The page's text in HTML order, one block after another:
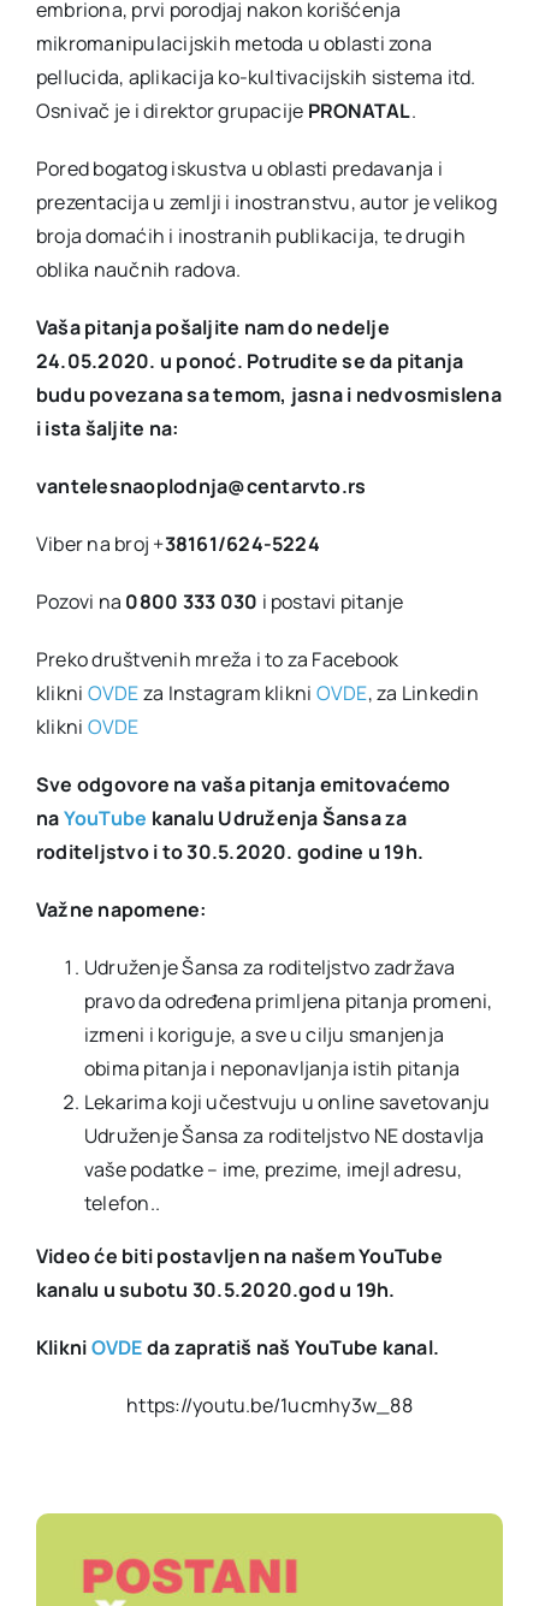
embriona, prvi porodjaj nakon korišćenja
mikromanipulacijskih metoda u oblasti zona
pellucida, aplikacija ko-kultivacijskih sistema itd.
Osnivač je i direktor grupacije PRONATAL.
Pored bogatog iskustva u oblasti predavanja i
prezentacija u zemlji i inostranstvu, autor je velikog
broja domaćih i inostranih publikacija, te drugih
oblika naučnih radova.
Vaša pitanja pošaljite nam do nedelje
24.05.2020. u ponoć. Potrudite se da pitanja
budu povezana sa temom, jasna i nedvosmislena
i ista šaljite na:
vantelesnaoplodnja@centarvto.rs
Viber na broj +38161/624-5224
Pozovi na 0800 333 030 i postavi pitanje
Preko društvenih mreža i to za Facebook
klikni OVDEza Instagram klikni OVDE, za Linkedin
klikni OVDE
Sve odgovore na vaša pitanja emitovaćemo
naYouTube kanalu Udruženja Šansa za
roditeljstvo i to 30.5.2020. godine u 19h.
Važne napomene:
Udruženje Šansa za roditeljstvo zadržava
pravo da određena primljena pitanja promeni,
izmeni i koriguje, a sve u cilju smanjenja
obima pitanja i neponavljanja istih pitanja
Lekarima koji učestvuju u online savetovanju
Udruženje Šansa za roditeljstvo NE dostavlja
vaše podatke – ime, prezime, imejl adresu,
telefon..
Video će biti postavljen na našem YouTube
kanalu u subotu 30.5.2020.god u 19h.
KlikniOVDEda zapratiš naš YouTube kanal.
https://youtu.be/1ucmhy3w_88